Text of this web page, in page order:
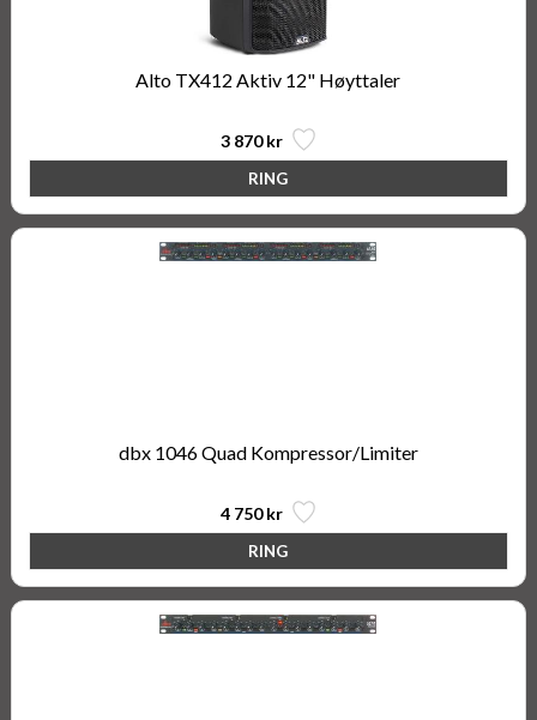
Alto TX412 Aktiv 12" Høyttaler
3 870 kr
dbx 1046 Quad Kompressor/Limiter
4 750 kr